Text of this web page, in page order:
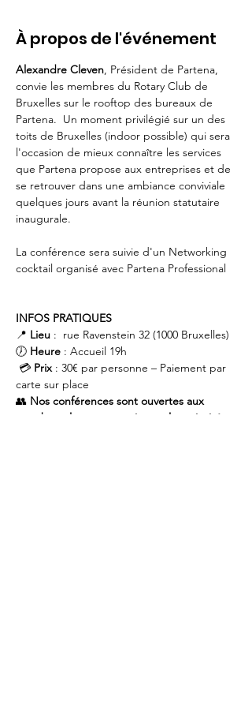
À propos de l'événement
Alexandre Cleven, Président de Partena,
convie les membres du Rotary Club de
Bruxelles sur le rooftop des bureaux de
Partena.  Un moment privilégié sur un des
toits de Bruxelles (indoor possible) qui sera
l'occasion de mieux connaître les services
que Partena propose aux entreprises et de
se retrouver dans une ambiance conviviale
quelques jours avant la réunion statutaire
inaugurale.
La conférence sera suivie d'un Networking
cocktail organisé avec Partena Professional
INFOS PRATIQUES
📍 Lieu :  rue Ravenstein 32 (1000 Bruxelles)
🕖 Heure : Accueil 19h
💳 Prix : 30€ par personne – Paiement par
carte sur place
👥 Nos conférences sont ouvertes aux
membres, leurs partenaires et leurs invités